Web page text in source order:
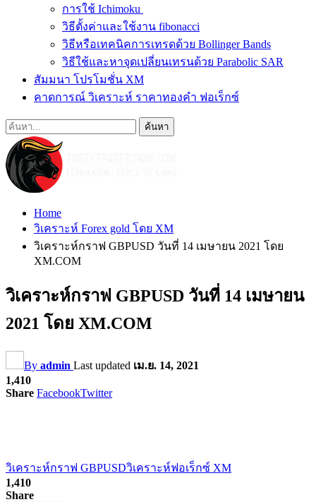
การใช้ Ichimoku
วิธีตั้งค่าและใช้งาน fibonacci
วิธีหรือเทคนิคการเทรดด้วย Bollinger Bands
วิธีใช้และหาจุดเปลี่ยนเทรนด้วย Parabolic SAR
สัมมนา โปรโมชั่น XM
คาดการณ์ วิเคราะห์ ราคาทองคำ ฟอเร็กซ์
Home
วิเคราะห์ Forex gold โดย XM
วิเคราะห์กราฟ GBPUSD วันที่ 14 เมษายน 2021 โดย
XM.COM
วิเคราะห์กราฟ GBPUSD วันที่ 14 เมษายน
2021 โดย XM.COM
By admin Last updated เม.ย. 14, 2021
1,410
Share FacebookTwitter
วิเคราะห์กราฟ GBPUSDวิเคราะห์ฟอเร็กซ์ XM
1,410
Share